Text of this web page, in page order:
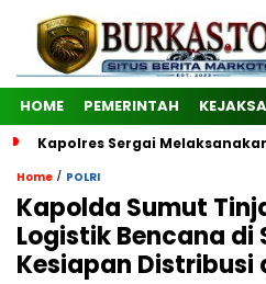
HOME PEMERINTAH
Kapolres Sergai
Home / POLRI
Kapolda Sumut
Logistik Bencana
Kesiapan Distribusi